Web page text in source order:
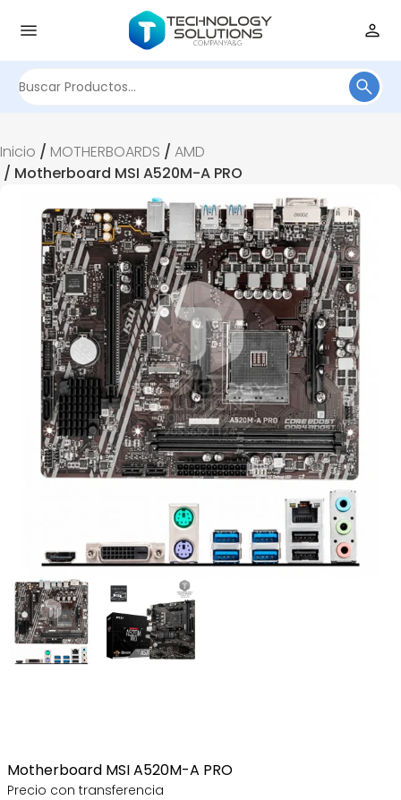
Inicio / MOTHERBOARDS / AMD
/ Motherboard MSI A520M-A PRO
Motherboard MSI A520M-A PRO
Precio con transferencia